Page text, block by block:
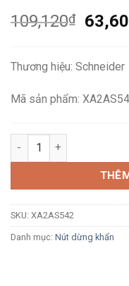
109,120₫
Giá
Thương hiệu: Schneider
Mã sản phẩm:
Nút dừng khẩn cấp
SKU: XA2AS542
Danh mục: Nút dừng khẩn